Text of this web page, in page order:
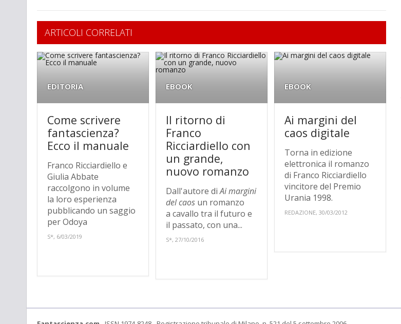
ARTICOLI CORRELATI
EDITORIA
Come scrivere
fantascienza?
Ecco il manuale
Franco Ricciardiello e
Giulia Abbate
raccolgono in volume
la loro esperienza
pubblicando un saggio
per Odoya
S*, 6/03/2019
EBOOK
Il ritorno di
Franco
Ricciardiello con
un grande,
nuovo romanzo
Dall'autore diAi margini
del caos un romanzo
a cavallo tra il futuro e
il passato, con una...
S*, 27/10/2016
EBOOK
Ai margini del
caos digitale
Torna in edizione
elettronica il romanzo
di Franco Ricciardiello
vincitore del Premio
Urania 1998.
REDAZIONE, 30/03/2012